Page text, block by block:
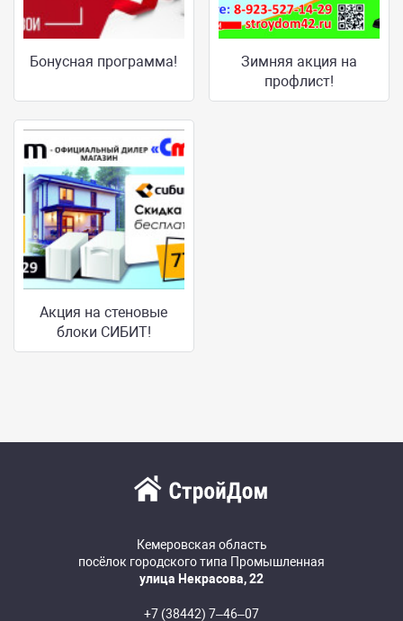
Бонусная программа!
Зимняя акция на
профлист!
Акция на стеновые
блоки СИБИТ!
Кемеровская область
посёлок городского типа Промышленная
улица Некрасова, 22
+7 (38442) 7‒46‒07